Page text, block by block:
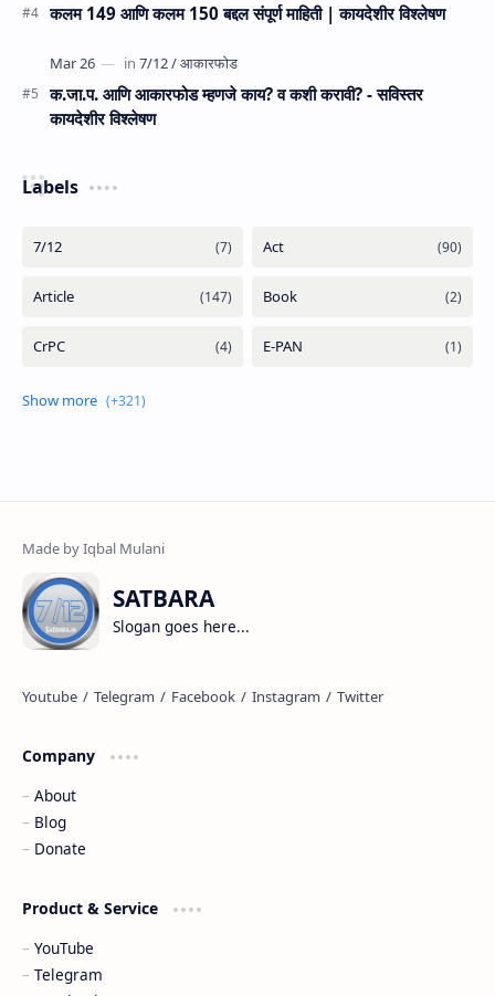
कलम 149 आणि कलम 150 बद्दल संपूर्ण माहिती | कायदेशीर विश्लेषण
क.जा.प. आणि आकारफोड म्‍हणजे काय? व कशी करावी? - सविस्तर
कायदेशीर विश्लेषण
Labels
SATBARA
Slogan goes here...
Company
About
Blog
Donate
Product & Service
YouTube
Telegram